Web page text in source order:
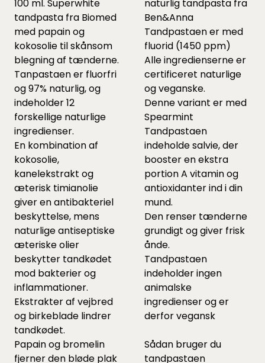
100 ml. Superwhite
tandpasta fra Biomed
med papain og
kokosolie til skånsom
blegning af tænderne.
Tanpastaen er fluorfri
og 97% naturlig, og
indeholder 12
forskellige naturlige
ingredienser.
En kombination af
kokosolie,
kanelekstrakt og
æterisk timianolie
giver en antibakteriel
beskyttelse, mens
naturlige antiseptiske
æteriske olier
beskytter tandkødet
mod bakterier og
inflammationer.
Ekstrakter af vejbred
og birkeblade lindrer
tandkødet.
Papain og bromelin
fjerner den bløde plak
naturlig tandpasta fra
Ben&Anna
Tandpastaen er med
fluorid (1450 ppm)
Alle ingredienserne er
certificeret naturlige
og veganske.
Denne variant er med
Spearmint
Tandpastaen
indeholde salvie, der
booster en ekstra
portion A vitamin og
antioxidanter ind i din
mund.
Den renser tænderne
grundigt og giver frisk
ånde.
Tandpastaen
indeholder ingen
animalske
ingredienser og er
derfor vegansk
Sådan bruger du
tandpastaen